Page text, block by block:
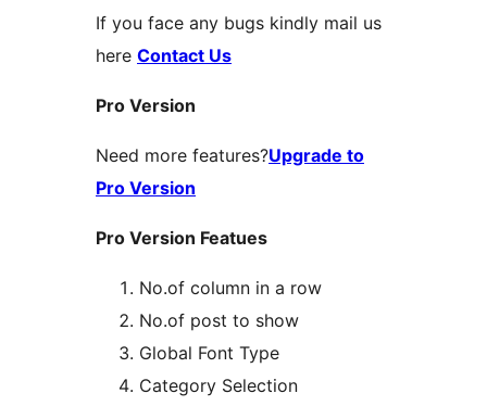
If you face any bugs kindly mail us
here Contact Us
Pro Version
Need more features?Upgrade to
Pro Version
Pro Version Featues
No.of column in a row
No.of post to show
Global Font Type
Category Selection